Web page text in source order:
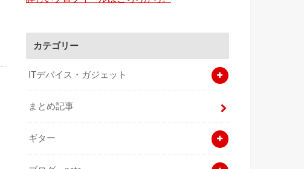
カテゴリー
ITデバイス・ガジェット
まとめ記事
ギター